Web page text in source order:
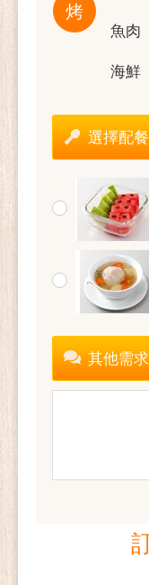
烤
魚肉
海鮮
選擇配餐
其他需求